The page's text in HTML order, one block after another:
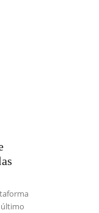
último